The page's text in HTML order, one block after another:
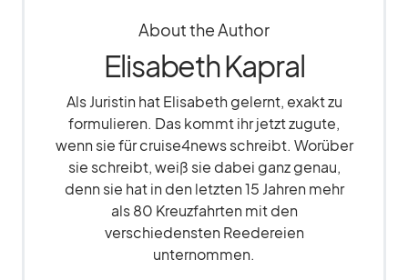
About the Author
Elisabeth Kapral
Als Juristin hat Elisabeth gelernt, exakt zu
formulieren. Das kommt ihr jetzt zugute,
wenn sie für cruise4news schreibt. Worüber
sie schreibt, weiß sie dabei ganz genau,
denn sie hat in den letzten 15 Jahren mehr
als 80 Kreuzfahrten mit den
verschiedensten Reedereien
unternommen.